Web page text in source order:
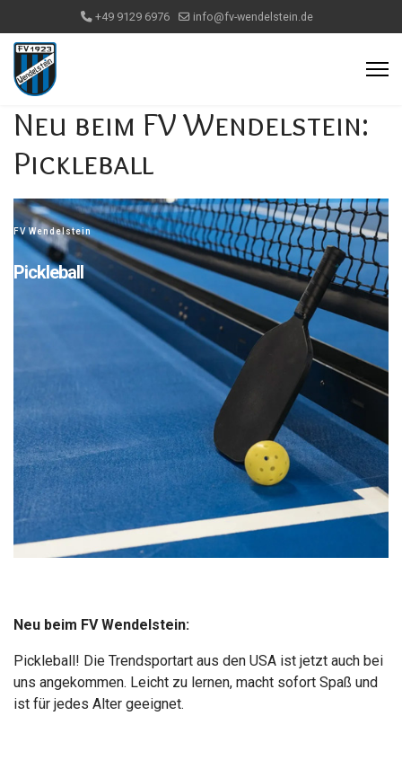
+49 9129 6976 info@fv-wendelstein.de
Neu beim FV Wendelstein:
Pickleball
FV Wendelstein
Pickleball
Neu beim FV Wendelstein:
Pickleball! Die Trendsportart aus den USA ist jetzt auch bei
uns angekommen. Leicht zu lernen, macht sofort Spaß und
ist für jedes Alter geeignet.